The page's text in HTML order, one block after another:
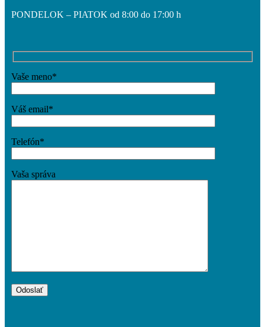
Aktuality
PONDELOK – PIATOK od 8:00 do 17:00 h
Vaše meno*
Váš email*
Telefón*
Vaša správa